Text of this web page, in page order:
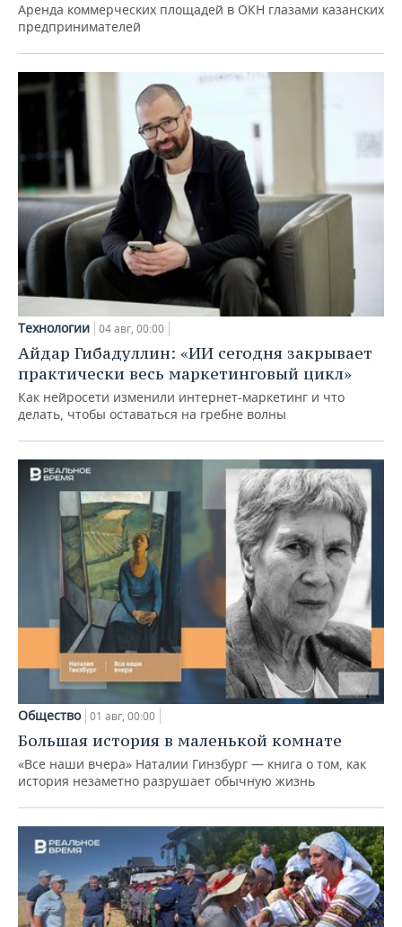
Аренда коммерческих площадей в ОКН глазами казанских
предпринимателей
Технологии 04 авг, 00:00
Айдар Гибадуллин: «ИИ сегодня закрывает
практически весь маркетинговый цикл»
Как нейросети изменили интернет-маркетинг и что
делать, чтобы оставаться на гребне волны
Общество 01 авг, 00:00
Большая история в маленькой комнате
«Все наши вчера» Наталии Гинзбург — книга о том, как
история незаметно разрушает обычную жизнь